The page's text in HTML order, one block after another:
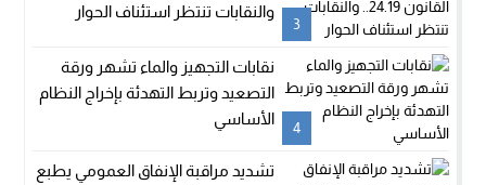
3
والنقابات تنتظر استئناف الحوار
4
نقابات التجهيز والماء تشهر ورقة
التصعيد وتربط التهدئة بإخراج النظام
الأساسي
تشديد مراقبة الإنفاق العمومي يطبع